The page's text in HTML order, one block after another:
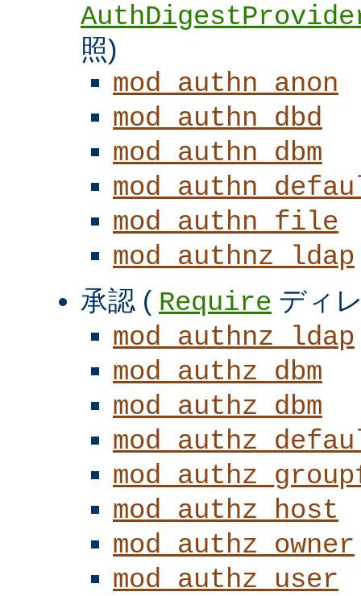
照)
mod_authn_anon
mod_authn_dbd
mod_authn_dbm
mod_authn_file
mod_authnz_ldap
承認 ( Require ディ
mod_authnz_ldap
mod_authz_dbm
mod_authz_dbm
mod_authz_host
mod_authz_owner
mod_authz_user